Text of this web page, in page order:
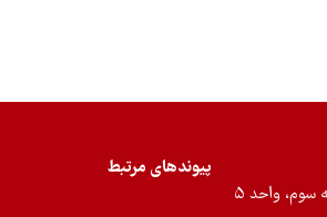
پیوندهای مرتبط